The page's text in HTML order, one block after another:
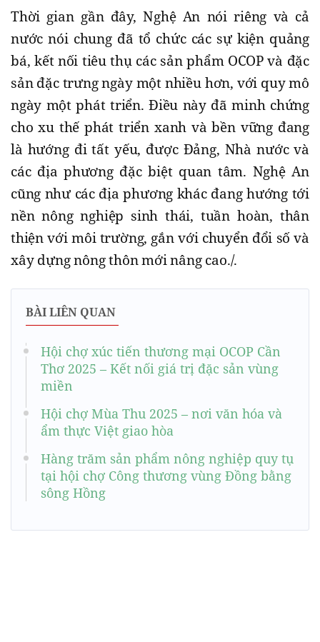
Thời gian gần đây, Nghệ An nói riêng và cả
nước nói chung đã tổ chức các sự kiện quảng
bá, kết nối tiêu thụ các sản phẩm OCOP và đặc
sản đặc trưng ngày một nhiều hơn, với quy mô
ngày một phát triển. Điều này đã minh chứng
cho xu thế phát triển xanh và bền vững đang
là hướng đi tất yếu, được Đảng, Nhà nước và
các địa phương đặc biệt quan tâm. Nghệ An
cũng như các địa phương khác đang hướng tới
nền nông nghiệp sinh thái, tuần hoàn, thân
thiện với môi trường, gắn với chuyển đổi số và
xây dựng nông thôn mới nâng cao./.
BÀI LIÊN QUAN
Hội chợ xúc tiến thương mại OCOP Cần
Thơ 2025 – Kết nối giá trị đặc sản vùng
miền
Hội chợ Mùa Thu 2025 – nơi văn hóa và
ẩm thực Việt giao hòa
Hàng trăm sản phẩm nông nghiệp quy tụ
tại hội chợ Công thương vùng Đồng bằng
sông Hồng